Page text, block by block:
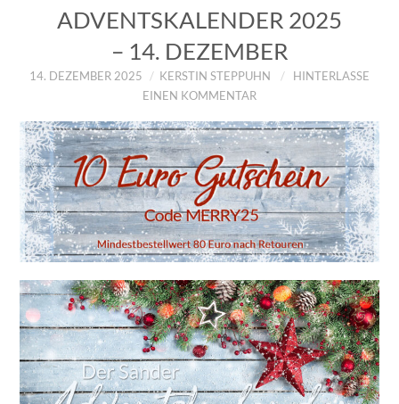
ADVENTSKALENDER 2025
– 14. DEZEMBER
14. DEZEMBER 2025 KERSTIN STEPPUHN
HINTERLASSE
EINEN KOMMENTAR